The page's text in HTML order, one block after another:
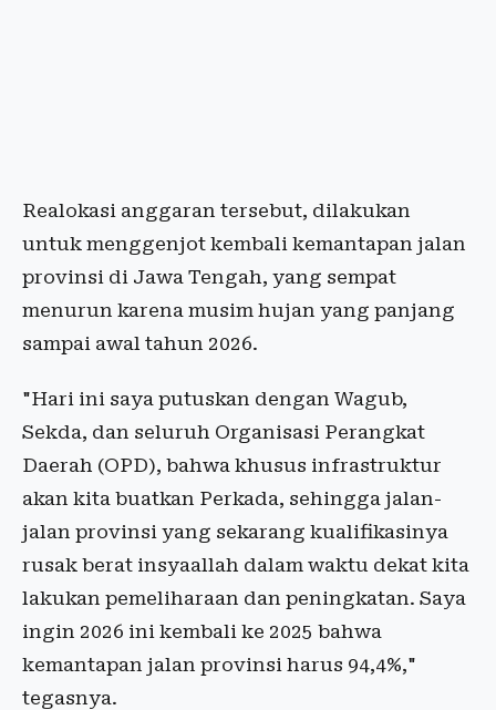
Realokasi anggaran tersebut, dilakukan
untuk menggenjot kembali kemantapan jalan
provinsi di Jawa Tengah, yang sempat
menurun karena musim hujan yang panjang
sampai awal tahun 2026.
"Hari ini saya putuskan dengan Wagub,
Sekda, dan seluruh Organisasi Perangkat
Daerah (OPD), bahwa khusus infrastruktur
akan kita buatkan Perkada, sehingga jalan-
jalan provinsi yang sekarang kualifikasinya
rusak berat insyaallah dalam waktu dekat kita
lakukan pemeliharaan dan peningkatan. Saya
ingin 2026 ini kembali ke 2025 bahwa
kemantapan jalan provinsi harus 94,4%,"
tegasnya.